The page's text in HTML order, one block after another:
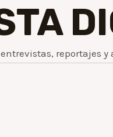
reportajes y